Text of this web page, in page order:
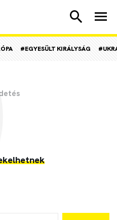
#EGYESÜLT KIRÁLYSÁG